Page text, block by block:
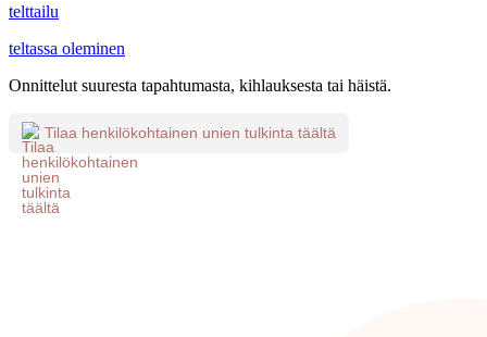
telttailu
teltassa oleminen
Onnittelut suuresta tapahtumasta, kihlauksesta tai häistä.
Tilaa henkilökohtainen unien tulkinta täältä